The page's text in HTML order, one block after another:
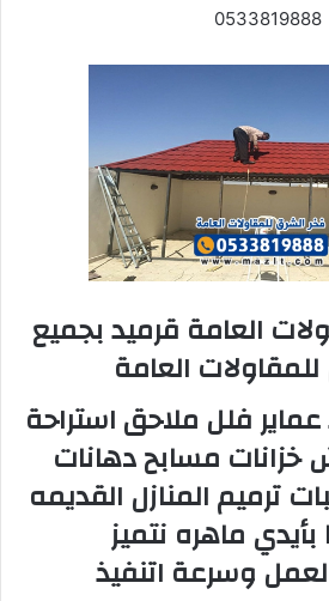
0533819888
العامة قرميد بجميع
العامة
عماير فلل ملاحق استراحة
مسابح دهانات
ترميم المنازل القديمه
بأيدي ماهره نتميز
وسرعة اتنفيذ